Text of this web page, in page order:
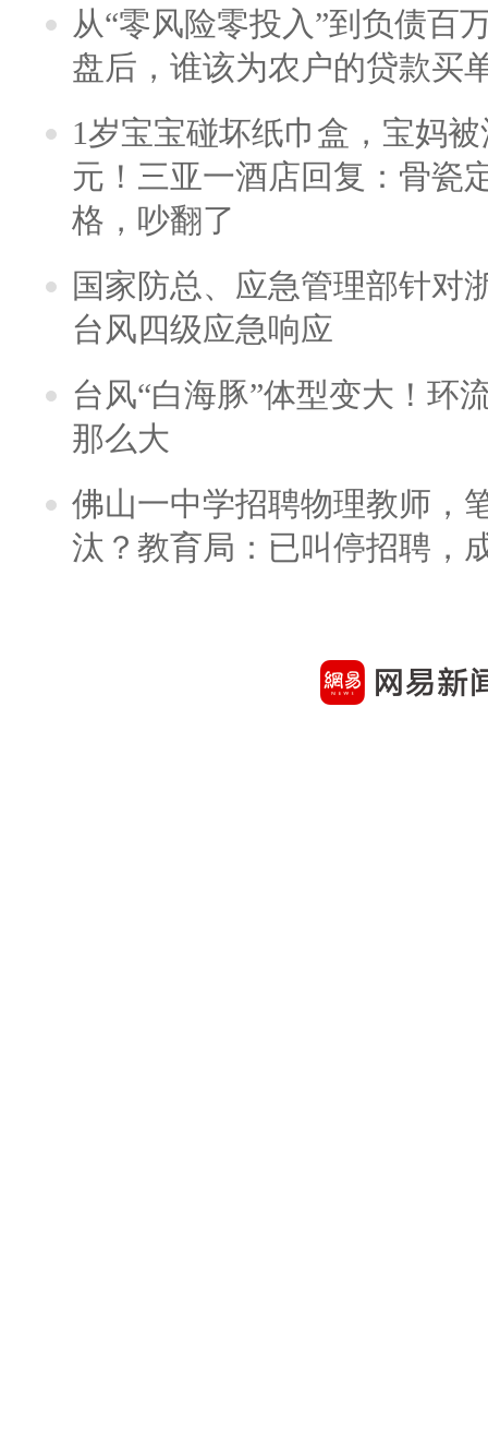
从“零风险零投入”到负债百
盘后，谁该为农户的贷款买
1岁宝宝碰坏纸巾盒，宝妈
元！三亚一酒店回复：骨瓷
格，吵翻了
国家防总、应急管理部针对
台风四级应急响应
台风“白海豚”体型变大！环
那么大
佛山一中学招聘物理教师，
汰？教育局：已叫停招聘，